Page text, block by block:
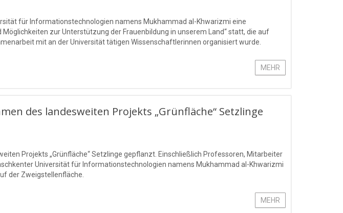
für Informationstechnologien namens Mukhammad al-Khwarizmi eine
zur Unterstützung der Frauenbildung in unserem Land“ statt, die auf
mit an der Universität tätigen Wissenschaftlerinnen organisiert wurde.
MEHR
des landesweiten Projekts „Grünfläche“ Setzlinge
Projekts „Grünfläche“ Setzlinge gepflanzt. Einschließlich Professoren, Mitarbeiter
Universität für Informationstechnologien namens Mukhammad al-Khwarizmi
der Zweigstellenfläche.
MEHR